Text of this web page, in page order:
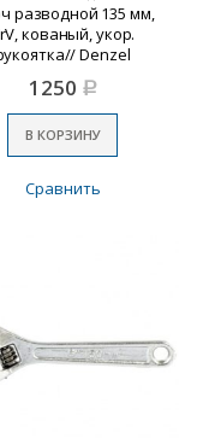
разводной 135 мм,
кованый, укор.
Denzel
1250 Р
В КОРЗИНУ
Сравнить